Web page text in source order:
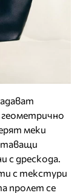
меки
с дрескода.
с текстури
пролет се